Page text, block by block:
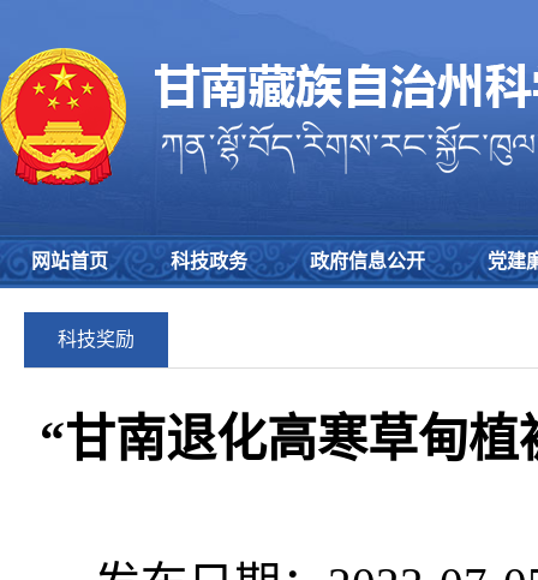
网站首页 科技政务 政府信息公开 党建
科技奖励
“甘南退化高寒草甸